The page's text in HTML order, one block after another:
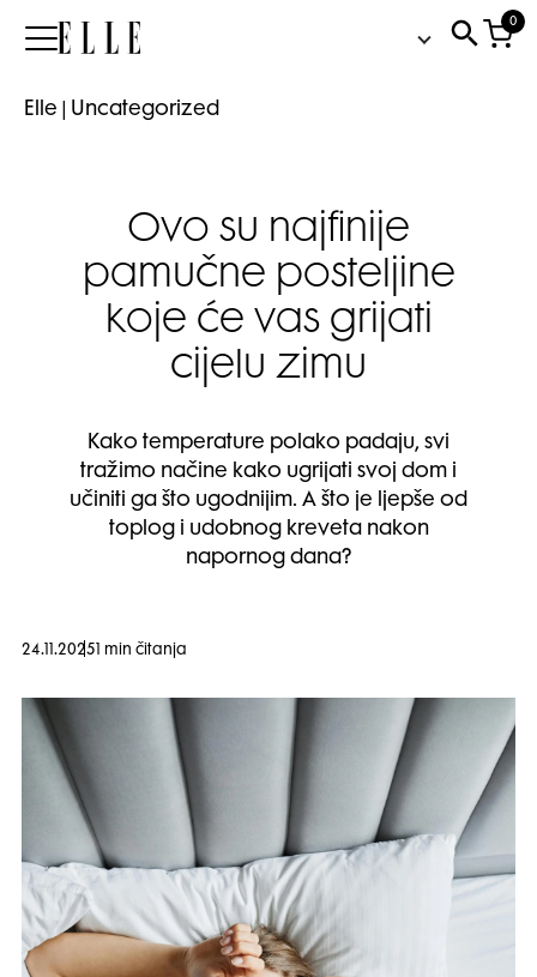
Elle
0
Elle Uncategorized
Ovo su najfinije
pamučne posteljine
koje će vas grijati
cijelu zimu
Kako temperature polako padaju, svi
tražimo načine kako ugrijati svoj dom i
učiniti ga što ugodnijim. A što je ljepše od
toplog i udobnog kreveta nakon
napornog dana?
24.11.2025 1 min čitanja